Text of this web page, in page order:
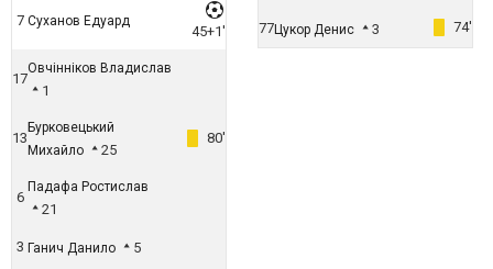
7 Суханов Едуард
45+1'
17
Овчінніков Владислав
1
13
Бурковецький
Михайло
25
80'
6
Падафа Ростислав
21
3 Ганич Данило 5
77Цукор Денис 3 74'